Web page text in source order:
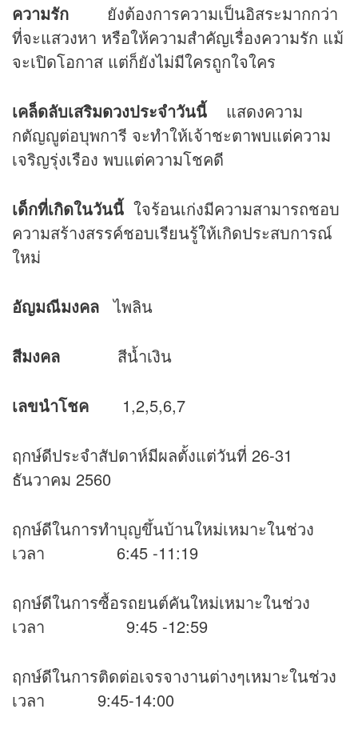
ความรัก ยังต้องการความเป็นอิสระมากกว่า
ที่จะแสวงหา หรือให้ความสำคัญเรื่องความรัก แม้
จะเปิดโอกาส แต่ก็ยังไม่มีใครถูกใจใคร
เคล็ดลับเสริมดวงประจำวันนี้
แสดงความ
กตัญญูต่อบุพการี จะทำให้เจ้าชะตาพบแต่ความ
เจริญรุ่งเรือง พบแต่ความโชคดี
เด็กที่เกิดในวันนี้ ใจร้อนเก่งมีความสามารถชอบ
ความสร้างสรรค์ชอบเรียนรู้ให้เกิดประสบการณ์
ใหม่
อัญมณีมงคล ไพลิน
สีมงคล สีน้ำเงิน
เลขนำโชค 1,2,5,6,7
ฤกษ์ดีประจำสัปดาห์มีผลตั้งแต่วันที่ 26-31
ธันวาคม 2560
ฤกษ์ดีในการทำบุญขึ้นบ้านใหม่เหมาะในช่วง
เวลา 6:45 -11:19
ฤกษ์ดีในการซื้อรถยนต์คันใหม่เหมาะในช่วง
เวลา 9:45 -12:59
ฤกษ์ดีในการติดต่อเจรจางานต่างๆเหมาะในช่วง
เวลา 9:45-14:00